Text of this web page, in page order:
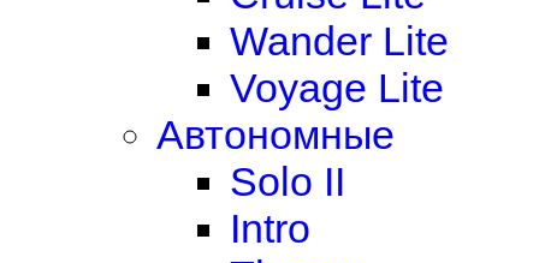
Wander Lite
Voyage Lite
Автономные
Solo II
Intro